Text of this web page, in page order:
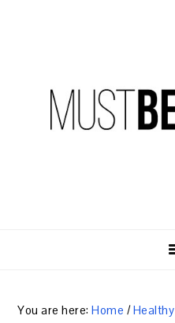
You are here:Home /Healthy